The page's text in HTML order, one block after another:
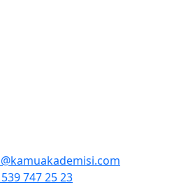
747 25 23